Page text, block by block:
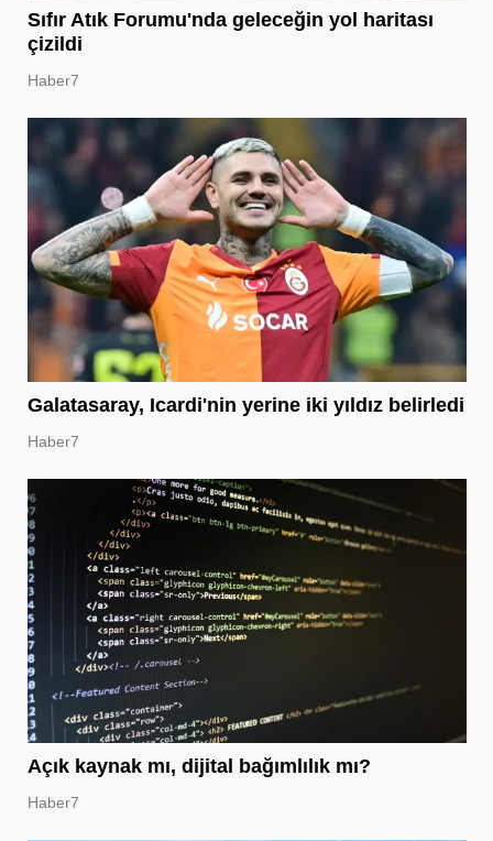
Sıfır Atık Forumu'nda geleceğin yol haritası
çizildi
Haber7
Galatasaray, Icardi'nin yerine iki yıldız belirledi
Haber7
Açık kaynak mı, dijital bağımlılık mı?
Haber7